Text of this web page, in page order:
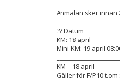
Anmälan sker innan
?? Datum
KM: 18 april
Mini-KM: 19 april
KM – 18 april
Gäller för F/P10